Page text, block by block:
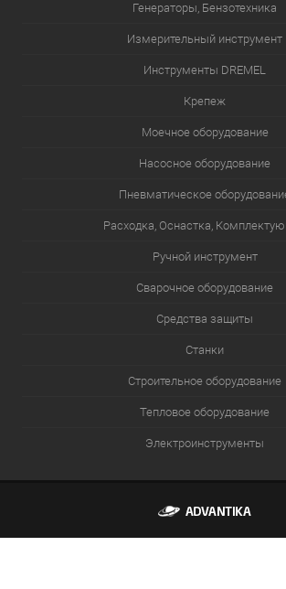
Генераторы, Бензотехника
Измерительный инструмент
Инструменты DREMEL
Крепеж
Моечное оборудование
Насосное оборудование
Пневматическое
Расходка, Оснастка,
Ручной инструмент
Сварочное оборудование
Средства защиты
Станки
Строительное оборудование
Тепловое оборудование
Электроинструменты